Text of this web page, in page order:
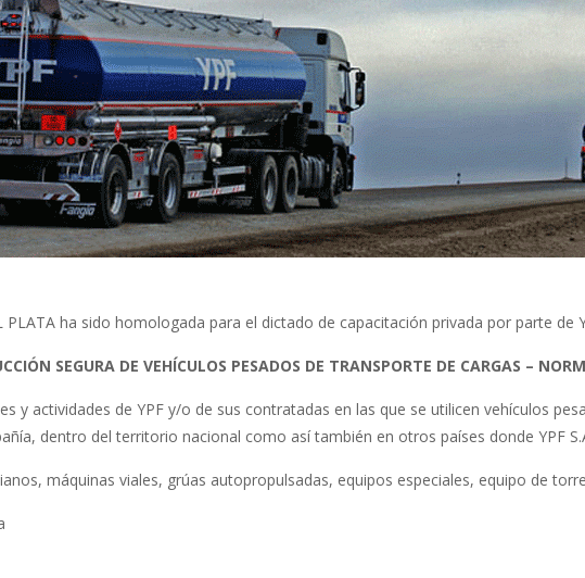
PLATA ha sido homologada para el dictado de capacitación privada por parte de
SEGURA DE VEHÍCULOS PESADOS DE TRANSPORTE DE CARGAS –
y actividades de YPF y/o de sus contratadas en las que se utilicen vehículos
dentro del territorio nacional como así también en otros países donde YPF
máquinas viales, grúas autopropulsadas, equipos especiales, equipo de